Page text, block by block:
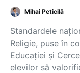
Mihai Peticilă
Standardele
Religie, puse în
Educației și
elevilor să